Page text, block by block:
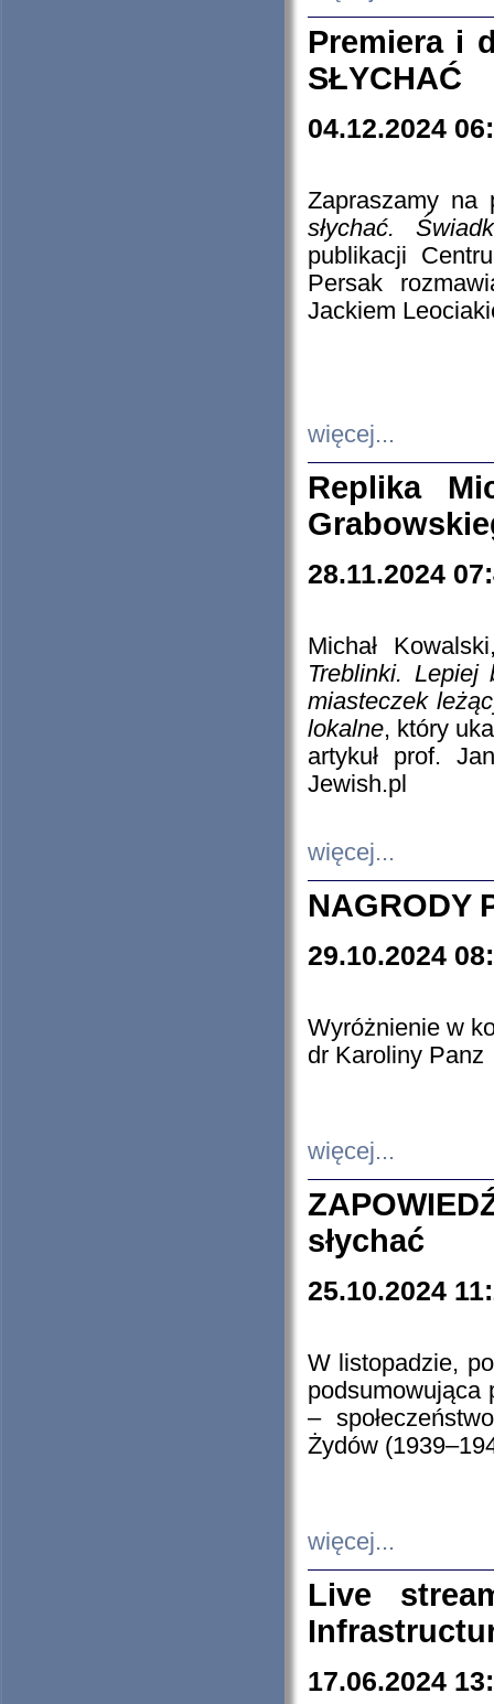
Premiera i
SŁYCHAĆ
04.12.2024
Zapraszamy
słychać.
publikacji
Persak
Jackiem
więcej...
Replika
28.11.2024
Michał
Treblinki. Lepiej
miasteczek
lokalne, który
artykuł prof.
Jewish.pl
więcej...
NAGRODY
29.10.2024
Wyróżnienie w
dr Karoliny Panz
więcej...
słychać
25.10.2024
W listopadzie,
podsumowująca
–
Żydów
więcej...
Live
17.06.2024